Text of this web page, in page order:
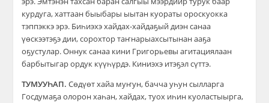
курдуга, хаттаан быыбары ыытан куораты ороскуокка
тэппэккэ эрэ. Биһиэхэ хайдах-хайдаҕый диэн санаа
үөскээтэҕэ дии, сорохтор таҥнарыахсытынан ааҕа
оҕустулар. Оннук санаа кини Григорьевы агитациялаан
барбытыгар ордук күүһүрдэ. Киниэхэ итэҕэл сүттэ.
ТУМУУҺАП.Сөдүөт хайа муҥун, бачча уһун сылларга
Госдумаҕа олорон хаһан, хайдах, туох иһин куоластыырга,